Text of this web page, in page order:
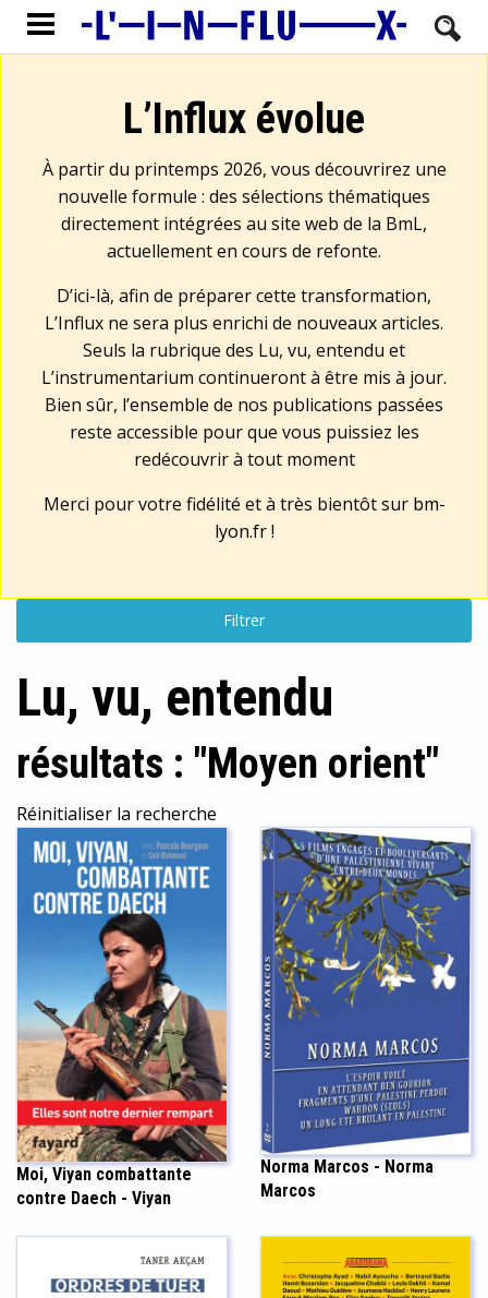
L’Influx évolue
À partir du printemps 2026, vous découvrirez une
nouvelle formule : des sélections thématiques
directement intégrées au site web de la BmL,
actuellement en cours de refonte.
D’ici-là, afin de préparer cette transformation,
L’Influx ne sera plus enrichi de nouveaux articles.
Seuls la rubrique des Lu, vu, entendu et
L’instrumentarium continueront à être mis à jour.
Bien sûr, l’ensemble de nos publications passées
reste accessible pour que vous puissiez les
redécouvrir à tout moment
Merci pour votre fidélité et à très bientôt sur bm-
lyon.fr!
Filtrer
Lu, vu, entendu
résultats : "Moyen orient"
Réinitialiser la recherche
Moi, Viyan combattante
contre Daech - Viyan
Norma Marcos - Norma
Marcos